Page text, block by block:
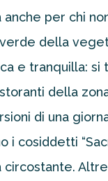
per chi
verde della
e tranquilla:
della
di una
i cosiddetti
circostante.